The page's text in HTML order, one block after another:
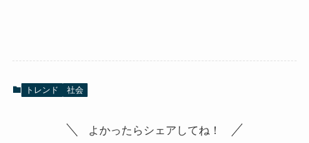
トレンド 社会
よかったらシェアしてね！